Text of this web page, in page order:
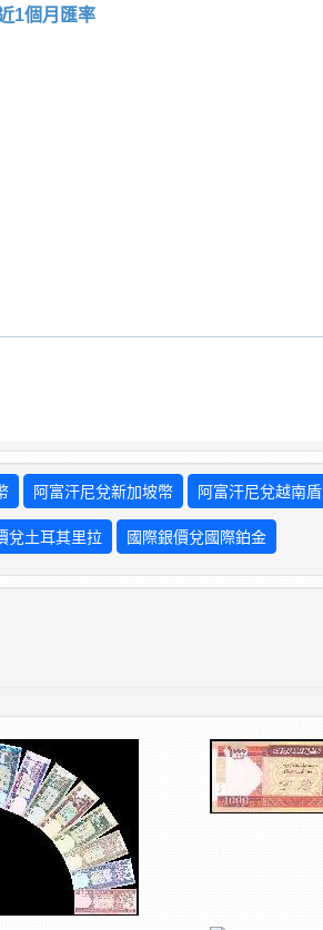
1個月匯率
阿富汗尼兌新加坡幣 阿富汗尼兌越南盾
兌土耳其里拉 國際銀價兌國際鉑金